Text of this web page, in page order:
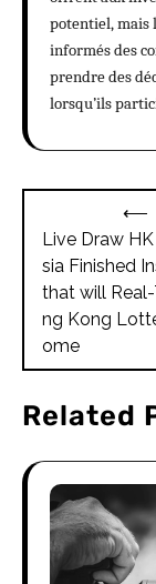
potentiel, mais
informés des
prendre des
lorsqu’ils
navigation
⟵
Live Draw
sia Finished
that will
ng Kong
ome
Related